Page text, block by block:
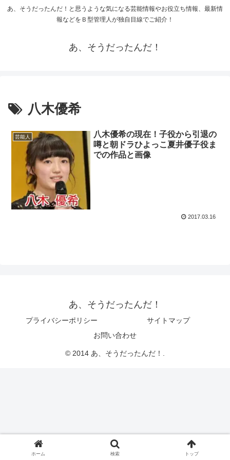
あ、そうだったんだ！と思うような気になる芸能情報やお役立ち情報、最新情
報などをＢ型管理人が独自目線でご紹介！
あ、そうだったんだ！
八木優希
芸能人
八木優希の現在！子役から引退の
噂と朝ドラひよっこ夏井優子役ま
での作品と画像
2017.03.16
あ、そうだったんだ！
プライバシーポリシー
サイトマップ
お問い合わせ
© 2014 あ、そうだったんだ！.
ホーム 検索 トップ